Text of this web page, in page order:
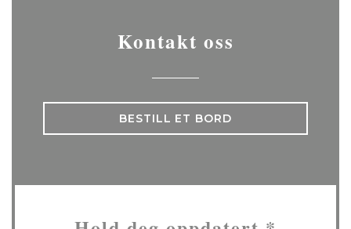
Kontakt oss
BESTILL ET BORD